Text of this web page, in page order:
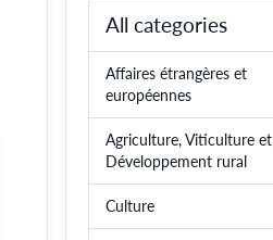
All categories
Affaires étrangères et
européennes
Agriculture, Viticulture et
Développement rural
Culture